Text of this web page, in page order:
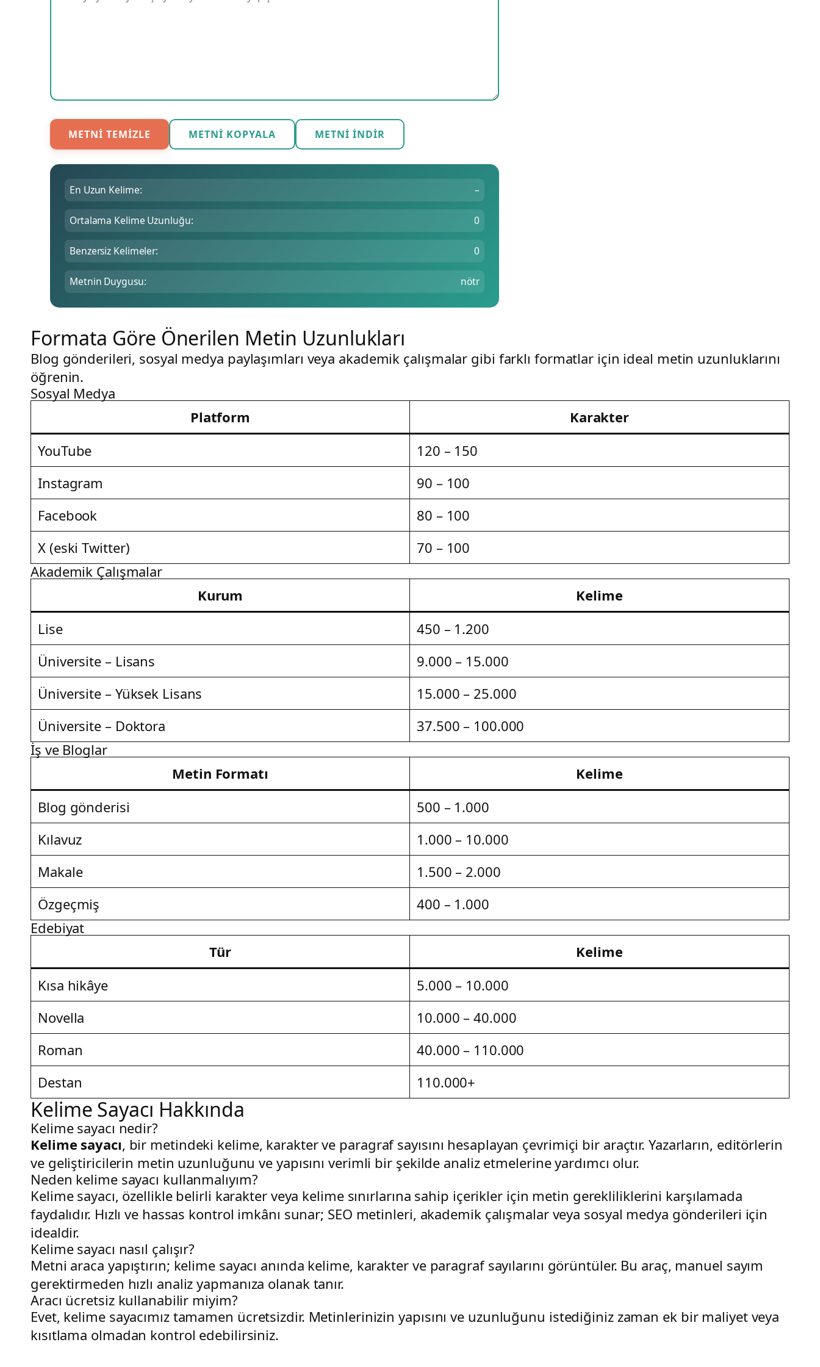
METNI TEMIZLE METNI KOPYALA METNI İNDIR
En Uzun Kelime: –
Ortalama Kelime Uzunluğu: 0
Benzersiz Kelimeler: 0
Metnin Duygusu: nötr
Formata Göre Önerilen Metin Uzunlukları
Blog gönderileri, sosyal medya paylaşımları veya akademik çalışmalar gibi farklı formatlar için ideal metin uzunluklarını
öğrenin.
Sosyal Medya
Platform
Karakter
YouTube
120 – 150
Instagram
90 – 100
Facebook
80 – 100
X (eski Twitter)
70 – 100
Akademik Çalışmalar
Kurum
Kelime
Lise
450 – 1.200
Üniversite – Lisans
9.000 – 15.000
Üniversite – Yüksek Lisans
15.000 – 25.000
Üniversite – Doktora
37.500 – 100.000
İş ve Bloglar
Metin Formatı
Kelime
Blog gönderisi
500 – 1.000
Kılavuz
1.000 – 10.000
Makale
1.500 – 2.000
Özgeçmiş
400 – 1.000
Edebiyat
Tür
Kelime
Kısa hikâye
5.000 – 10.000
Novella
10.000 – 40.000
Roman
40.000 – 110.000
Destan
110.000+
Kelime Sayacı Hakkında
Kelime sayacı nedir?
Kelime sayacı, bir metindeki kelime, karakter ve paragraf sayısını hesaplayan çevrimiçi bir araçtır. Yazarların, editörlerin
ve geliştiricilerin metin uzunluğunu ve yapısını verimli bir şekilde analiz etmelerine yardımcı olur.
Neden kelime sayacı kullanmalıyım?
Kelime sayacı, özellikle belirli karakter veya kelime sınırlarına sahip içerikler için metin gerekliliklerini karşılamada
faydalıdır. Hızlı ve hassas kontrol imkânı sunar; SEO metinleri, akademik çalışmalar veya sosyal medya gönderileri için
idealdir.
Kelime sayacı nasıl çalışır?
Metni araca yapıştırın; kelime sayacı anında kelime, karakter ve paragraf sayılarını görüntüler. Bu araç, manuel sayım
gerektirmeden hızlı analiz yapmanıza olanak tanır.
Aracı ücretsiz kullanabilir miyim?
Evet, kelime sayacımız tamamen ücretsizdir. Metinlerinizin yapısını ve uzunluğunu istediğiniz zaman ek bir maliyet veya
kısıtlama olmadan kontrol edebilirsiniz.